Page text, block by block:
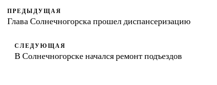
ПРЕДЫДУЩАЯ
Глава Солнечногорска прошел диспансеризацию
СЛЕДУЮЩАЯ
В Солнечногорске начался ремонт подъездов